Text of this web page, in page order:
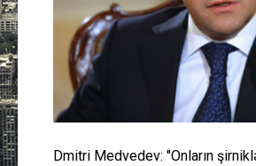
Dmitri Medvedev: "Onların